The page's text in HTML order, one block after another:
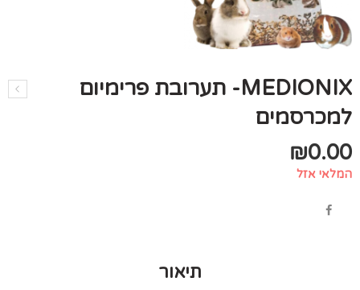
MEDIONIX- תערובת פרימיום
למכרסמים
₪0.00
המלאי אזל
תיאור